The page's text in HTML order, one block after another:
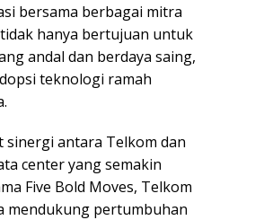
bersama berbagai mitra
hanya bertujuan untuk
andal dan berdaya saing,
teknologi ramah
sinergi antara Telkom dan
center yang semakin
Five Bold Moves, Telkom
mendukung pertumbuhan